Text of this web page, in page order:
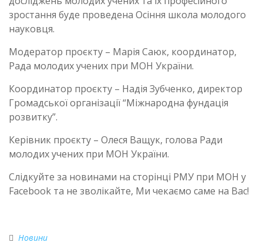
зростання буде проведена Осіння школа молодого
науковця.
Модератор проєкту – Марія Саюк, координатор,
Рада молодих учених при МОН України.
Координатор проєкту – Надія Зубченко, директор
Громадської організації “Міжнародна фундація
розвитку”.
Керівник проєкту – Олеся Ващук, голова Ради
молодих учених при МОН України.
Слідкуйте за новинами на сторінці РМУ при МОН у
Facebook та не зволікайте, Ми чекаємо саме на Вас!
Новини